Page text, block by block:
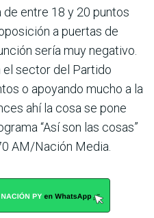
de entre 18 y 20 puntos
a puertas de
sería muy negativo.
el sector del Partido
o apoyando mucho a la
ahí la cosa se pone
“Así son las cosas”
AM/Nación Media.